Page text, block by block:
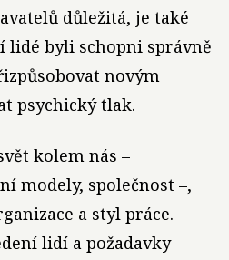
důležitá, je také
lidé byli schopni správně
novým
psychický tlak.
kolem nás –
modely, společnost –,
a styl práce.
lidí a požadavky